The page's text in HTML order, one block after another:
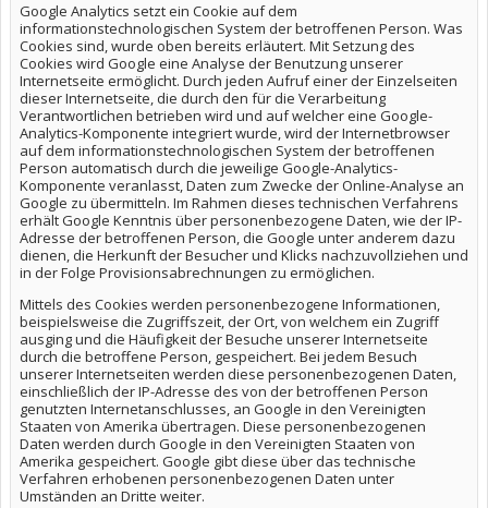
Google Analytics setzt ein Cookie auf dem
informationstechnologischen System der betroffenen Person. Was
Cookies sind, wurde oben bereits erläutert. Mit Setzung des
Cookies wird Google eine Analyse der Benutzung unserer
Internetseite ermöglicht. Durch jeden Aufruf einer der Einzelseiten
dieser Internetseite, die durch den für die Verarbeitung
Verantwortlichen betrieben wird und auf welcher eine Google-
Analytics-Komponente integriert wurde, wird der Internetbrowser
auf dem informationstechnologischen System der betroffenen
Person automatisch durch die jeweilige Google-Analytics-
Komponente veranlasst, Daten zum Zwecke der Online-Analyse an
Google zu übermitteln. Im Rahmen dieses technischen Verfahrens
erhält Google Kenntnis über personenbezogene Daten, wie der IP-
Adresse der betroffenen Person, die Google unter anderem dazu
dienen, die Herkunft der Besucher und Klicks nachzuvollziehen und
in der Folge Provisionsabrechnungen zu ermöglichen.
Mittels des Cookies werden personenbezogene Informationen,
beispielsweise die Zugriffszeit, der Ort, von welchem ein Zugriff
ausging und die Häufigkeit der Besuche unserer Internetseite
durch die betroffene Person, gespeichert. Bei jedem Besuch
unserer Internetseiten werden diese personenbezogenen Daten,
einschließlich der IP-Adresse des von der betroffenen Person
genutzten Internetanschlusses, an Google in den Vereinigten
Staaten von Amerika übertragen. Diese personenbezogenen
Daten werden durch Google in den Vereinigten Staaten von
Amerika gespeichert. Google gibt diese über das technische
Verfahren erhobenen personenbezogenen Daten unter
Umständen an Dritte weiter.